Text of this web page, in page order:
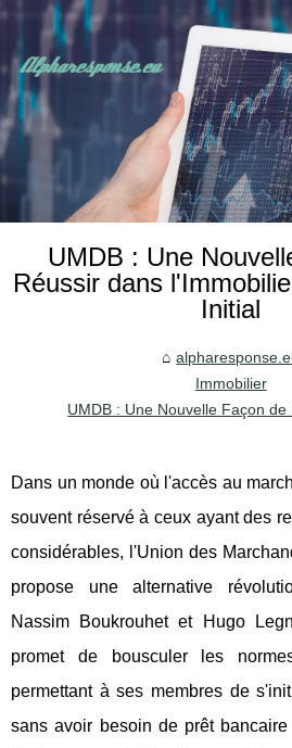
UMDB : Une
Réussir dans
Initial
Immobilier
UMDB : Une Nouvelle Façon de
Dans un monde où l'accès au
souvent réservé à ceux ayant des
considérables, l'Union des
propose une alternative
Nassim Boukrouhet et Hugo
promet de bousculer les
permettant à ses membres de
sans avoir besoin de prêt